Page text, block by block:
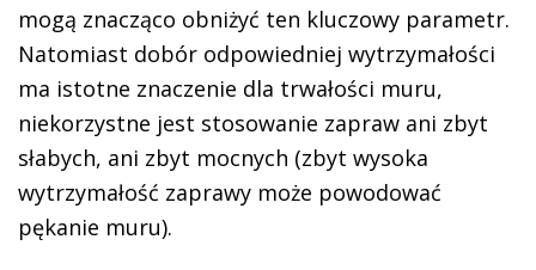
mogą znacząco obniżyć ten kluczowy parametr.
Natomiast dobór odpowiedniej wytrzymałości
ma istotne znaczenie dla trwałości muru,
niekorzystne jest stosowanie zapraw ani zbyt
słabych, ani zbyt mocnych (zbyt wysoka
wytrzymałość zaprawy może powodować
pękanie muru).